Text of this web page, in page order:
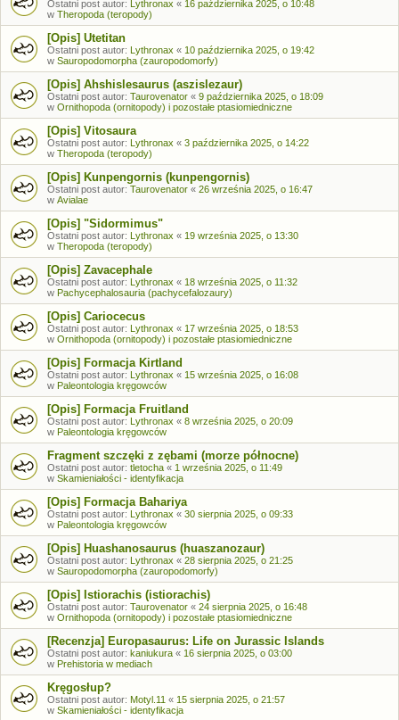
Ostatni post autor: Lythronax « 16 października 2025, o 10:48
w Theropoda (teropody)
[Opis] Utetitan
Ostatni post autor: Lythronax « 10 października 2025, o 19:42
w Sauropodomorpha (zauropodomorfy)
[Opis] Ahshislesaurus (aszislezaur)
Ostatni post autor: Taurovenator « 9 października 2025, o 18:09
w Ornithopoda (ornitopody) i pozostałe ptasiomiedniczne
[Opis] Vitosaura
Ostatni post autor: Lythronax « 3 października 2025, o 14:22
w Theropoda (teropody)
[Opis] Kunpengornis (kunpengornis)
Ostatni post autor: Taurovenator « 26 września 2025, o 16:47
w Avialae
[Opis] "Sidormimus"
Ostatni post autor: Lythronax « 19 września 2025, o 13:30
w Theropoda (teropody)
[Opis] Zavacephale
Ostatni post autor: Lythronax « 18 września 2025, o 11:32
w Pachycephalosauria (pachycefalozaury)
[Opis] Cariocecus
Ostatni post autor: Lythronax « 17 września 2025, o 18:53
w Ornithopoda (ornitopody) i pozostałe ptasiomiedniczne
[Opis] Formacja Kirtland
Ostatni post autor: Lythronax « 15 września 2025, o 16:08
w Paleontologia kręgowców
[Opis] Formacja Fruitland
Ostatni post autor: Lythronax « 8 września 2025, o 20:09
w Paleontologia kręgowców
Fragment szczęki z zębami (morze północne)
Ostatni post autor: tletocha « 1 września 2025, o 11:49
w Skamieniałości - identyfikacja
[Opis] Formacja Bahariya
Ostatni post autor: Lythronax « 30 sierpnia 2025, o 09:33
w Paleontologia kręgowców
[Opis] Huashanosaurus (huaszanozaur)
Ostatni post autor: Lythronax « 28 sierpnia 2025, o 21:25
w Sauropodomorpha (zauropodomorfy)
[Opis] Istiorachis (istiorachis)
Ostatni post autor: Taurovenator « 24 sierpnia 2025, o 16:48
w Ornithopoda (ornitopody) i pozostałe ptasiomiedniczne
[Recenzja] Europasaurus: Life on Jurassic Islands
Ostatni post autor: kaniukura « 16 sierpnia 2025, o 03:00
w Prehistoria w mediach
Kręgosłup?
Ostatni post autor: Motyl.11 « 15 sierpnia 2025, o 21:57
w Skamieniałości - identyfikacja